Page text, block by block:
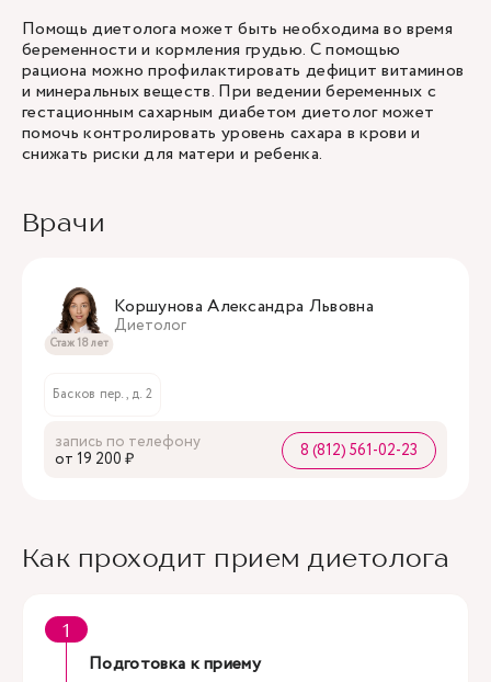
Помощь диетолога может быть необходима во время
беременности и кормления грудью. С помощью
рациона можно профилактировать дефицит витаминов
и минеральных веществ. При ведении беременных с
гестационным сахарным диабетом диетолог может
помочь контролировать уровень сахара в крови и
снижать риски для матери и ребенка.
Врачи
Стаж 18 лет
Коршунова Александра Львовна
Диетолог
Басков пер., д. 2
запись по телефону
oт 19 200 ₽
8 (812) 561-02-23
Как проходит прием диетолога
Подготовка к приему